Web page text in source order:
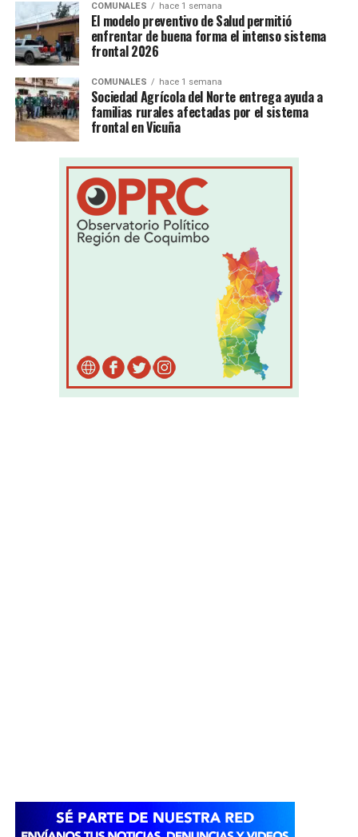
COMUNALES hace 1 semana
El modelo preventivo de Salud permitió
enfrentar de buena forma el intenso sistema
frontal 2026
COMUNALES hace 1 semana
Sociedad Agrícola del Norte entrega ayuda a
familias rurales afectadas por el sistema
frontal en Vicuña